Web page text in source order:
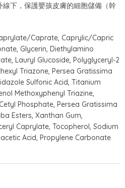
下，保護嬰孩皮膚的細胞儲備（幹
Caprate, Caprylic/Capric
Glycerin, Diethylamino
Lauryl Glucoside, Polyglyceryl-2
Triazone, Persea Gratissima
Sulfonic Acid, Titanium
Methoxyphenyl Triazine,
Phosphate, Persea Gratissima
Esters, Xanthan Gum,
Caprylate, Tocopherol, Sodium
Acid, Propylene Carbonate